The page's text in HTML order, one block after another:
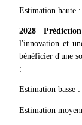
Apprenez le
Découvrez
Bitrue
AI
Estimation haute
2028
l'innovation et
bénéficier d'une
:
Estimation basse
Estimation